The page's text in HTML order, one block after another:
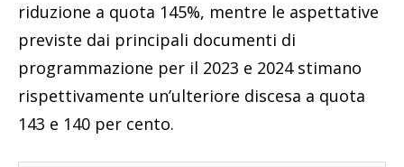
riduzione a quota 145%, mentre le aspettative
previste dai principali documenti di
programmazione per il 2023 e 2024 stimano
rispettivamente un’ulteriore discesa a quota
143 e 140 per cento.